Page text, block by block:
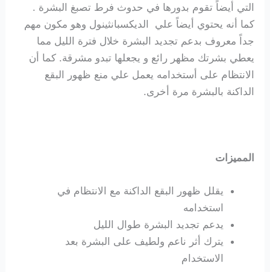
التي أيضاً تقوم بدورها في حدوث فرط تصبغ البشرة .
كما أنه يحتوي أيضاً علي الديكسبانثينول وهو مكون مهم
جداً معروف بدعم تجديد البشرة خلال فترة الليل مما
يعطي بشرتك مظهر رائع و يجعلها تبدو مشرقة. كما أن
الانتظام على أستخدامه يعمل علي منع ظهور البقع
الداكنة بالبشرة مرة أخرى.
المميزات
يقلل ظهور البقع الداكنة مع الانتظام في
استخدامه
يدعم تجديد البشرة طوال الليل
يترك أثر ناعم ولطيف على البشرة بعد
الاستخدام